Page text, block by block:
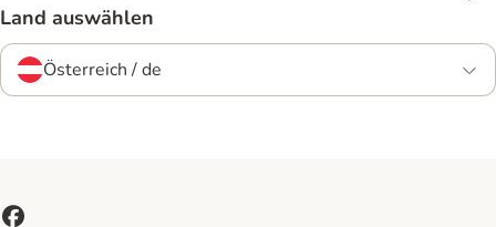
Land auswählen
Österreich / de